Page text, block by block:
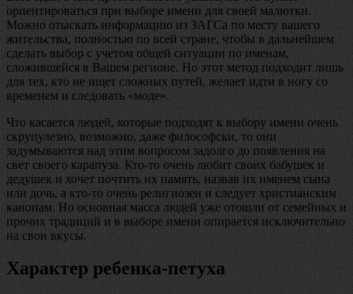
ориентироваться при выборе имени для своей малютки.
Можно отыскать информацию из ЗАГСа по месту вашего
жительства, полностью по всей стране, чтобы в дальнейшем
сделать выбор с учетом общей ситуации по именам,
сложившейся в Вашем регионе. Но этот метод подходит лишь
для тех, кто не ищет сложных путей, желает идти в ногу со
временем и следовать «моде».
Что касается людей, которые подходят к выбору имени очень
скрупулезно, возможно, даже философски, то они
задумываются над этим вопросом задолго до появления на
свет своего карапуза. Кто-то очень любит своих бабушек и
дедушек и хочет почтить их память, назвав их именем сына
или дочь, а кто-то очень религиозен и следует христианским
канонам. Но основная масса людей уже отошли от семейных и
прочих традиций и в выборе имени опирается исключительно
на свои вкусы.
Характер ребенка-петуха